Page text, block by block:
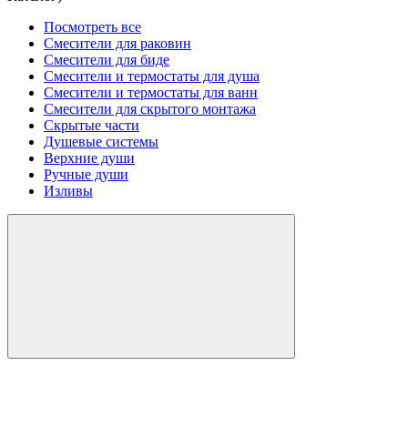
Посмотреть все
Смесители для раковин
Смесители для биде
Смесители и термостаты для душа
Смесители и термостаты для ванн
Смесители для скрытого монтажа
Скрытые части
Душевые системы
Верхние души
Ручные души
Изливы